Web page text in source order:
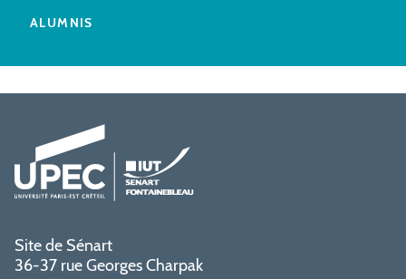
ALUMNIS
Site de Sénart
36-37 rue Georges Charpak